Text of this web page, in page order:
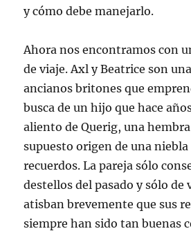
y cómo debe manejarlo.
Ahora nos encontramos con
de viaje. Axl y Beatrice son
ancianos britones que
busca de un hijo que hace
aliento de Querig, una
supuesto origen de una
recuerdos. La pareja sólo
destellos del pasado y sólo de
atisban brevemente que sus
siempre han sido tan buenas